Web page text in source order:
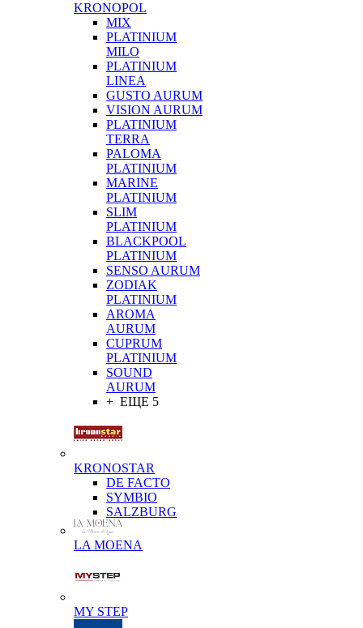
KRONOPOL
MIX
PLATINIUM
MILO
PLATINIUM
LINEA
GUSTO AURUM
VISION AURUM
PLATINIUM
TERRA
PALOMA
PLATINIUM
MARINE
PLATINIUM
SLIM
PLATINIUM
BLACKPOOL
PLATINIUM
SENSO AURUM
ZODIAK
PLATINIUM
AROMA
AURUM
CUPRUM
PLATINIUM
SOUND
AURUM
+ ЕЩЕ 5
KRONOSTAR
DE FACTO
SYMBIO
SALZBURG
LA MOENA
MY STEP